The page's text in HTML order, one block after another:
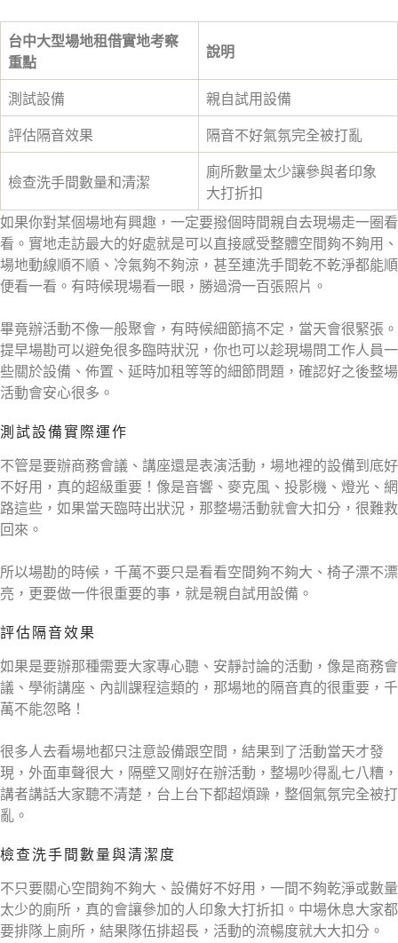
台中大型場地租借實地考察
重點
說明
測試設備 親自試用設備
評估隔音效果 隔音不好氣氛完全被打亂
檢查洗手間數量和清潔
廁所數量太少讓參與者印象
大打折扣
如果你對某個場地有興趣，一定要撥個時間親自去現場走一圈看
看。實地走訪最大的好處就是可以直接感受整體空間夠不夠用、
場地動線順不順、冷氣夠不夠涼，甚至連洗手間乾不乾淨都能順
便看一看。有時候現場看一眼，勝過滑一百張照片。
畢竟辦活動不像一般聚會，有時候細節搞不定，當天會很緊張。
提早場勘可以避免很多臨時狀況，你也可以趁現場問工作人員一
些關於設備、佈置、延時加租等等的細節問題，確認好之後整場
活動會安心很多。
測試設備實際運作
不管是要辦商務會議、講座還是表演活動，場地裡的設備到底好
不好用，真的超級重要！像是音響、麥克風、投影機、燈光、網
路這些，如果當天臨時出狀況，那整場活動就會大扣分，很難救
回來。
所以場勘的時候，千萬不要只是看看空間夠不夠大、椅子漂不漂
亮，更要做一件很重要的事，就是親自試用設備。
評估隔音效果
如果是要辦那種需要大家專心聽、安靜討論的活動，像是商務會
議、學術講座、內訓課程這類的，那場地的隔音真的很重要，千
萬不能忽略！
很多人去看場地都只注意設備跟空間，結果到了活動當天才發
現，外面車聲很大，隔壁又剛好在辦活動，整場吵得亂七八糟，
講者講話大家聽不清楚，台上台下都超煩躁，整個氣氛完全被打
亂。
檢查洗手間數量與清潔度
不只要關心空間夠不夠大、設備好不好用，一間不夠乾淨或數量
太少的廁所，真的會讓參加的人印象大打折扣。中場休息大家都
要排隊上廁所，結果隊伍排超長，活動的流暢度就大大扣分。